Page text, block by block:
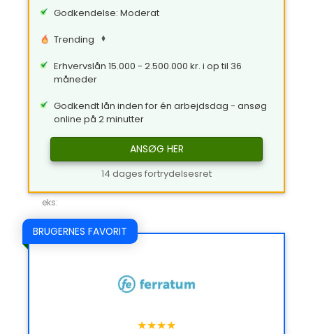
Godkendelse: Moderat
Trending
Erhvervslån 15.000 - 2.500.000 kr. i op til 36
måneder
Godkendt lån inden for én arbejdsdag - ansøg
online på 2 minutter
ANSØG HER
14 dages fortrydelsesret
eks:
BRUGERNES FAVORIT
★★★★